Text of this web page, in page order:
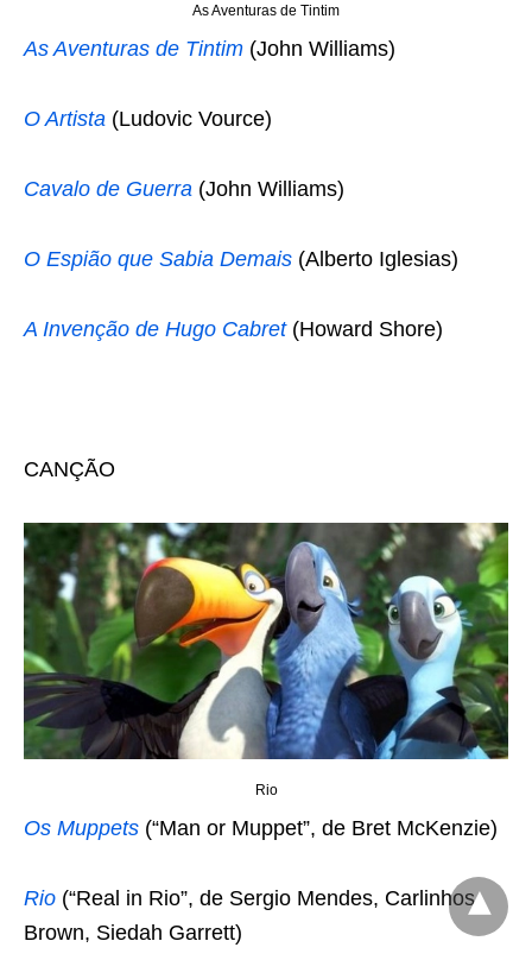
As Aventuras de Tintim
As Aventuras de Tintim (John Williams)
O Artista (Ludovic Vource)
Cavalo de Guerra (John Williams)
O Espião que Sabia Demais (Alberto Iglesias)
A Invenção de Hugo Cabret(Howard Shore)
CANÇÃO
Rio
Os Muppets (“Man or Muppet”, de Bret McKenzie)
Rio (“Real in Rio”, de Sergio Mendes, Carlinhos
Brown, Siedah Garrett)